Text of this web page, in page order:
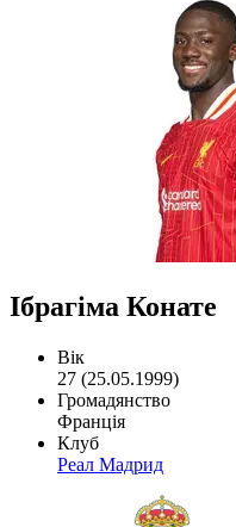
Ібрагіма Конате
Вік
27 (25.05.1999)
Громадянство
Франція
Клуб
Реал Мадрид